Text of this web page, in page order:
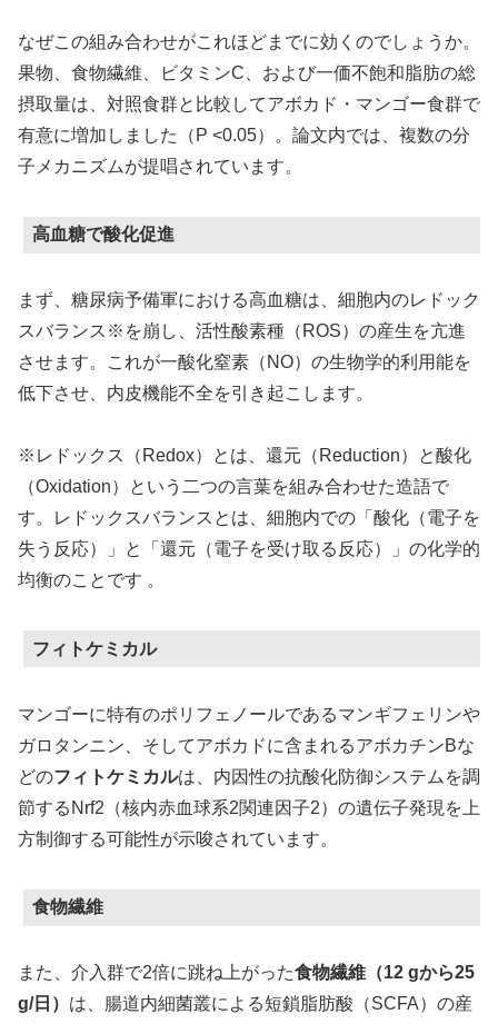
なぜこの組み合わせがこれほどまでに効くのでしょうか。
果物、食物繊維、ビタミンC、および一価不飽和脂肪の総
摂取量は、対照食群と比較してアボカド・マンゴー食群で
有意に増加しました（P <0.05）。論文内では、複数の分
子メカニズムが提唱されています。
高血糖で酸化促進
まず、糖尿病予備軍における高血糖は、細胞内のレドック
スバランス※を崩し、活性酸素種（ROS）の産生を亢進
させます。これが一酸化窒素（NO）の生物学的利用能を
低下させ、内皮機能不全を引き起こします。
※レドックス（Redox）とは、還元（Reduction）と酸化
（Oxidation）という二つの言葉を組み合わせた造語で
す。レドックスバランスとは、細胞内での「酸化（電子を
失う反応）」と「還元（電子を受け取る反応）」の化学的
均衡のことです 。
フィトケミカル
マンゴーに特有のポリフェノールであるマンギフェリンや
ガロタンニン、そしてアボカドに含まれるアボカチンBな
どのフィトケミカルは、内因性の抗酸化防御システムを調
節するNrf2（核内赤血球系2関連因子2）の遺伝子発現を上
方制御する可能性が示唆されています。
食物繊維
また、介入群で2倍に跳ね上がった食物繊維（12 gから25
g/日） は、腸道内細菌叢による短鎖脂肪酸（SCFA）の産